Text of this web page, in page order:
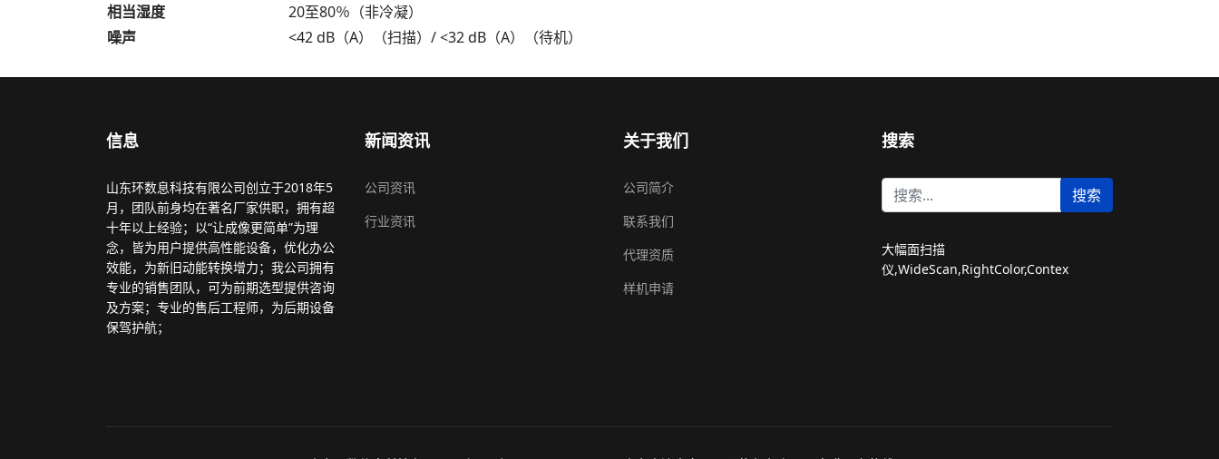
相当湿度
20至80％（非冷凝）
噪声
<42 dB（A）（扫描）/ <32 dB（A）（待机）
信息
山东环数息科技有限公司创立于2018年5
月，团队前身均在著名厂家供职，拥有超
十年以上经验；以“让成像更简单”为理
念，皆为用户提供高性能设备，优化办公
效能，为新旧动能转换增力；我公司拥有
专业的销售团队，可为前期选型提供咨询
及方案；专业的售后工程师，为后期设备
保驾护航；
新闻资讯
公司资讯
行业资讯
关于我们
公司简介
联系我们
代理资质
样机申请
搜索
站
内
索
搜索
大幅面扫描
仪,WideScan,RightColor,Contex